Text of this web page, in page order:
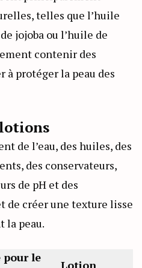
telles que l’huile
jojoba ou l’huile de
contenir des
à protéger la peau des
de l’eau, des huiles, des
des conservateurs,
de pH et des
de créer une texture lisse
la peau.
pour le
Lotion